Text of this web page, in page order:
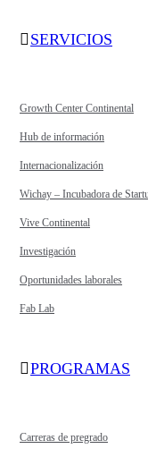
SERVICIOS
Growth Center Continental
Hub de información
Internacionalización
Wichay – Incubadora de
Vive Continental
Investigación
Oportunidades laborales
Fab Lab
PROGRAMAS
Carreras de pregrado